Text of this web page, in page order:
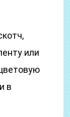
или
в